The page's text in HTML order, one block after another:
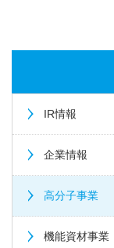
IR情報
企業情報
高分子事業
機能資材事業